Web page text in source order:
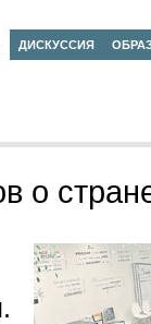
ДИСКУССИЯ
о